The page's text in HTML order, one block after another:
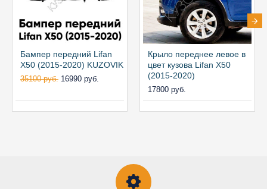
Бампер передний Lifan
X50 (2015-2020) KUZOVIK
35100 руб. 16990 руб.
Крыло переднее левое в
цвет кузова Lifan X50
(2015-2020)
17800 руб.